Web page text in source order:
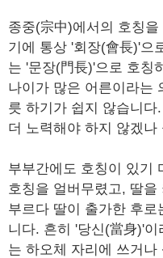
종중(宗中)에서의 호칭
기에 통상 '회장(會長)'으
는 '문장(門長)'으로 호칭
나이가 많은 어른이라는
릇 하기가 쉽지 않습니다
더 노력해야 하지 않겠나
부부간에도 호칭이 있기
호칭을 얼버무렸고, 딸을
부르다 딸이 출가한 후
니다. 흔히 '당신(當身)'
는 하오체 자리에 쓰거나